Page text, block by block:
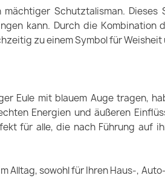
Schutztalisman.
kann. Durch die
zu einem Symbol für
Eule mit blauem Auge tragen,
Energien und äußeren
für alle, die nach Führung
Alltag, sowohl für Ihren Haus-,